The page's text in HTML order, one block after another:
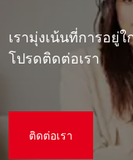
เรามุ่งเน้นที่การอยู่
โปรดติดต่อเรา
ติดต่อเรา